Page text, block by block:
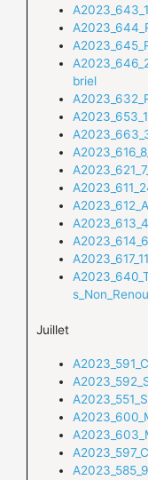
briel
Juillet